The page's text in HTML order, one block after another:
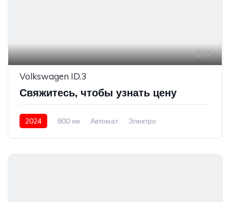
3
Volkswagen ID.3
Свяжитесь, чтобы узнать цену
2024 800 км Автомат
Электро